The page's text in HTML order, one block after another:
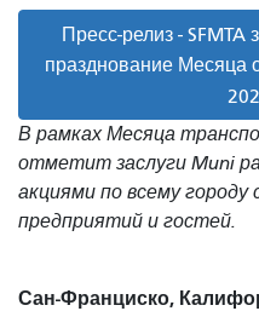
Пресс-релиз - SFMTA
празднование Месяца
В рамках Месяца
отметит заслуги Muni
акциями по всему
предприятий и гостей.
Сан-Франциско,